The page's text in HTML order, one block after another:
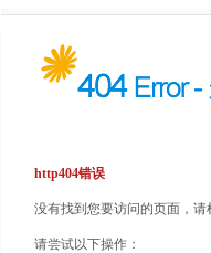
http404错误
没有找到您要访问的页面，
请尝试以下操作：